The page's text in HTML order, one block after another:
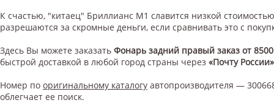
К счастью, "китаец" Бриллианс М1 славится низкой
разрешаются за скромные деньги, если сравнивать это с
Здесь Вы можете заказать Фонарь задний правый заказ от
быстрой доставкой в любой город страны через «Почту России»
Номер по оригинальному каталогу автопроизводителя —
облегчает ее поиск.